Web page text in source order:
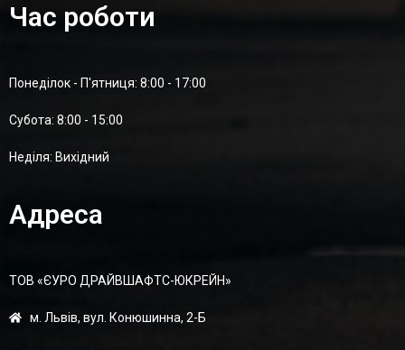
Час роботи
Понеділок - П'ятниця: 8:00 - 17:00
Суботa: 8:00 - 15:00
Неділя: Вихідний
Адреса
ТОВ «ЄУРО ДРАЙВШАФТC-ЮКРЕЙН»
м. Львів, вул. Конюшинна, 2-Б